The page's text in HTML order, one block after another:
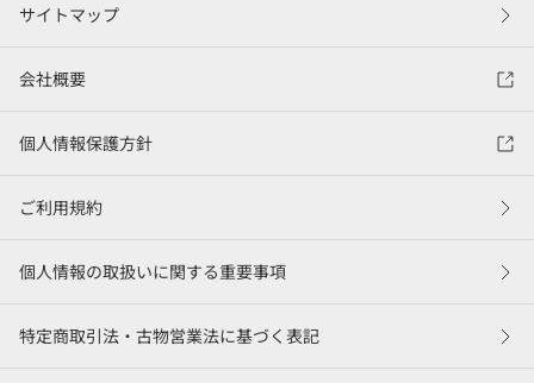
サイトマップ
会社概要
個人情報保護方針
ご利用規約
個人情報の取扱いに関する重要事項
特定商取引法・古物営業法に基づく表記